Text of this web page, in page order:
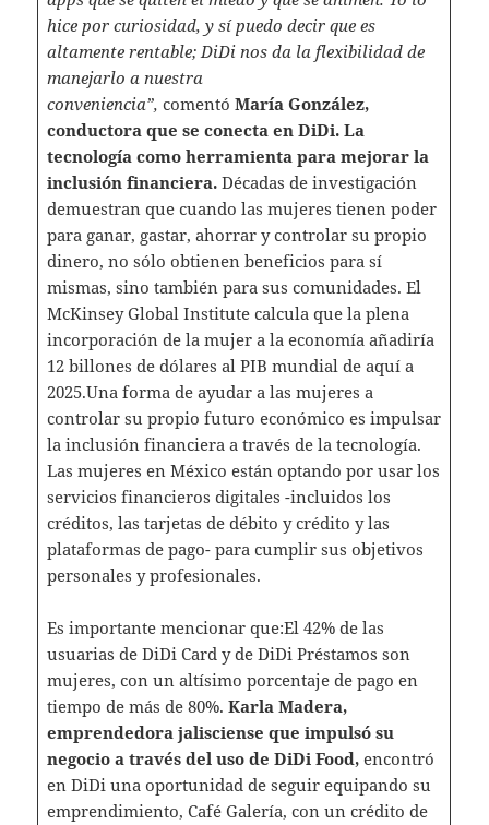
hice por curiosidad, y sí puedo decir que es
altamente rentable; DiDi nos da la flexibilidad de
manejarlo a nuestra
conveniencia”, comentó María González,
conductora que se conecta en DiDi. La
tecnología como herramienta para mejorar la
inclusión financiera. Décadas de investigación
demuestran que cuando las mujeres tienen poder
para ganar, gastar, ahorrar y controlar su propio
dinero, no sólo obtienen beneficios para sí
mismas, sino también para sus comunidades. El
McKinsey Global Institute calcula que la plena
incorporación de la mujer a la economía añadiría
12 billones de dólares al PIB mundial de aquí a
2025.Una forma de ayudar a las mujeres a
controlar su propio futuro económico es impulsar
la inclusión financiera a través de la tecnología.
Las mujeres en México están optando por usar los
servicios financieros digitales -incluidos los
créditos, las tarjetas de débito y crédito y las
plataformas de pago- para cumplir sus objetivos
personales y profesionales.
Es importante mencionar que:El 42% de las
usuarias de DiDi Card y de DiDi Préstamos son
mujeres, con un altísimo porcentaje de pago en
tiempo de más de 80%. Karla Madera,
emprendedora jalisciense que impulsó su
negocio a través del uso de DiDi Food, encontró
en DiDi una oportunidad de seguir equipando su
emprendimiento, Café Galería, con un crédito de